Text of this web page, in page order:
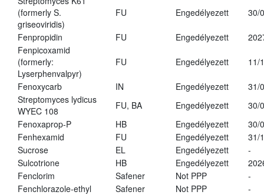
(formerly S.
griseoviridis)
FU Engedélyezett 30/
Fenpropidin FU Engedélyezett
Fenpicoxamid
(formerly:
Lyserphenvalpyr)
FU Engedélyezett 11/
Fenoxycarb IN Engedélyezett
31/
Streptomyces lydicus
WYEC 108
FU, BA Engedélyezett
30/
Fenoxaprop-P
HB Engedélyezett
30/
Fenhexamid
FU Engedélyezett
31/
Sucrose
EL Engedélyezett
-
Sulcotrione
HB Engedélyezett
Fenclorim
Safener Not PPP
-
Fenchlorazole-ethyl
Safener Not PPP
-